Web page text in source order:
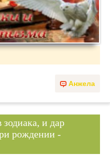
Анжела
зодиака, и дар
рождении -